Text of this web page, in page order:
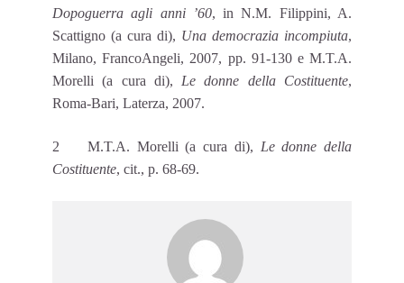
Dopoguerra agli anni ’60, in N.M. Filippini, A.
Scattigno (a cura di), Una democrazia incompiuta,
Milano, FrancoAngeli, 2007, pp. 91-130 e M.T.A.
Morelli (a cura di), Le donne della Costituente,
Roma-Bari, Laterza, 2007.
2 M.T.A. Morelli (a cura di), Le donne della
Costituente, cit., p. 68-69.